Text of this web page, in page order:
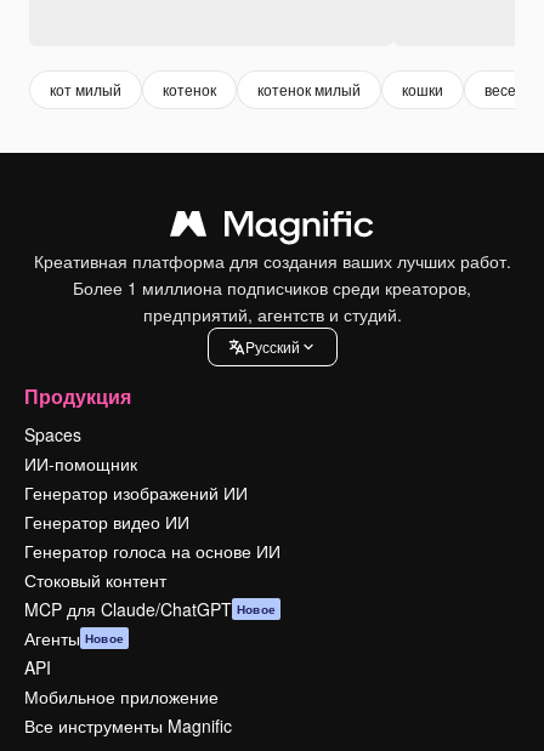
кот милый котенок котенок милый кошки
Креативная платформа для создания ваших лучших работ.
Более 1 миллиона подписчиков среди креаторов,
предприятий, агентств и студий.
Pусский
Продукция
Spaces
ИИ-помощник
Генератор изображений ИИ
Генератор видео ИИ
Генератор голоса на основе ИИ
Стоковый контент
MCP для Claude/ChatGPT Новое
Агенты Новое
API
Мобильное приложение
Все инструменты Magnific